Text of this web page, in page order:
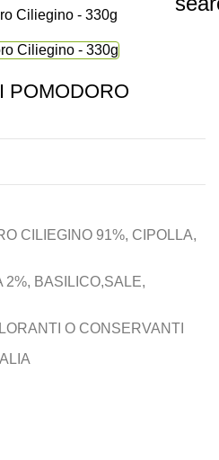
POMODORO
CILIEGINO 91%, CIPOLLA,
2%, BASILICO,SALE,
O CONSERVANTI